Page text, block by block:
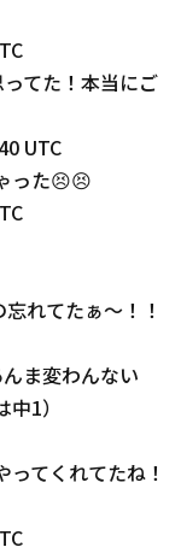
てた！本当にご
UTC
った😣😣
れてたぁ〜！！
ま変わんない
1）
てくれてたね！